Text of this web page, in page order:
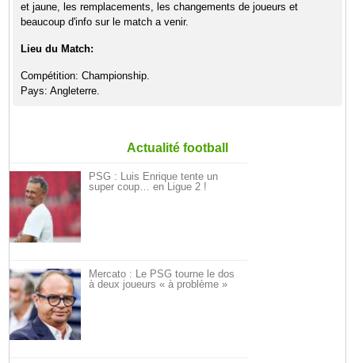
et jaune, les remplacements, les changements de joueurs et
beaucoup d'info sur le match a venir.
Lieu du Match:
Compétition: Championship.
Pays: Angleterre.
Actualité football
PSG : Luis Enrique tente un
super coup… en Ligue 2 !
Mercato : Le PSG tourne le dos
à deux joueurs « à problème »